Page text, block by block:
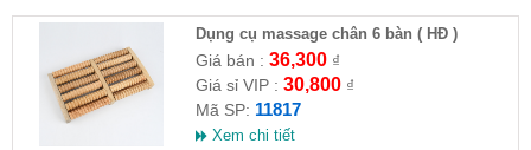
Dụng cụ massage chân 6 bàn ( HĐ )
Giá bán : 36,300₫
Giá sỉ VIP : 30,800₫
Mã SP: 11817
Xem chi tiết